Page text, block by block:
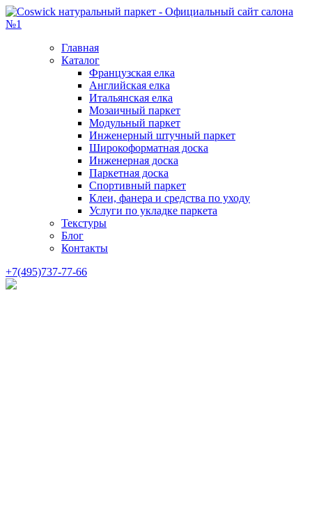
Главная
Каталог
Французская елка
Английская елка
Итальянская елка
Мозаичный паркет
Модульный паркет
Инженерный штучный паркет
Широкоформатная доска
Инженерная доска
Паркетная доска
Спортивный паркет
Клеи, фанера и средства по уходу
Услуги по укладке паркета
Текстуры
Блог
Контакты
+7(495)737-77-66